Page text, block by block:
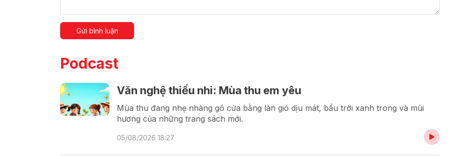
Gửi bình luận
Podcast
Văn nghệ thiếu nhi: Mùa thu em yêu
Mùa thu đang nhẹ nhàng gõ cửa bằng làn gió dịu mát, bầu trời xanh trong và mùi
hương của những trang sách mới.
05/08/2026 18:27